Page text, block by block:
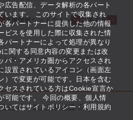
広告配信、データ解析の各パート
います。 このサイトで収集され
各パートナーに提供した他の情報
ビスを使用した際に収集された情
パートナーによって処理が異なり
関する同意内容の変更または改
パ・アメリカ圏からアクセスされ
設置されているアイコン（画面左
）で変更が可能です。日本を含む
セスされている方はCookie宣言か
可能です。 今回の概要、個人情
いてはサイトポリシー・利用規約
支援情報ヘッドライン
起業支援
トマップ
サイト利用条件
ウェブアクセシビリティ
規約
個人情報保護